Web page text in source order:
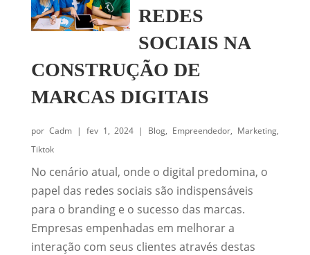
REDES
SOCIAIS NA
CONSTRUÇÃO DE
MARCAS DIGITAIS
por Cadm| fev 1, 2024 | Blog, Empreendedor, Marketing,
Tiktok
No cenário atual, onde o digital predomina, o
papel das redes sociais são indispensáveis
para o branding e o sucesso das marcas.
Empresas empenhadas em melhorar a
interação com seus clientes através destas